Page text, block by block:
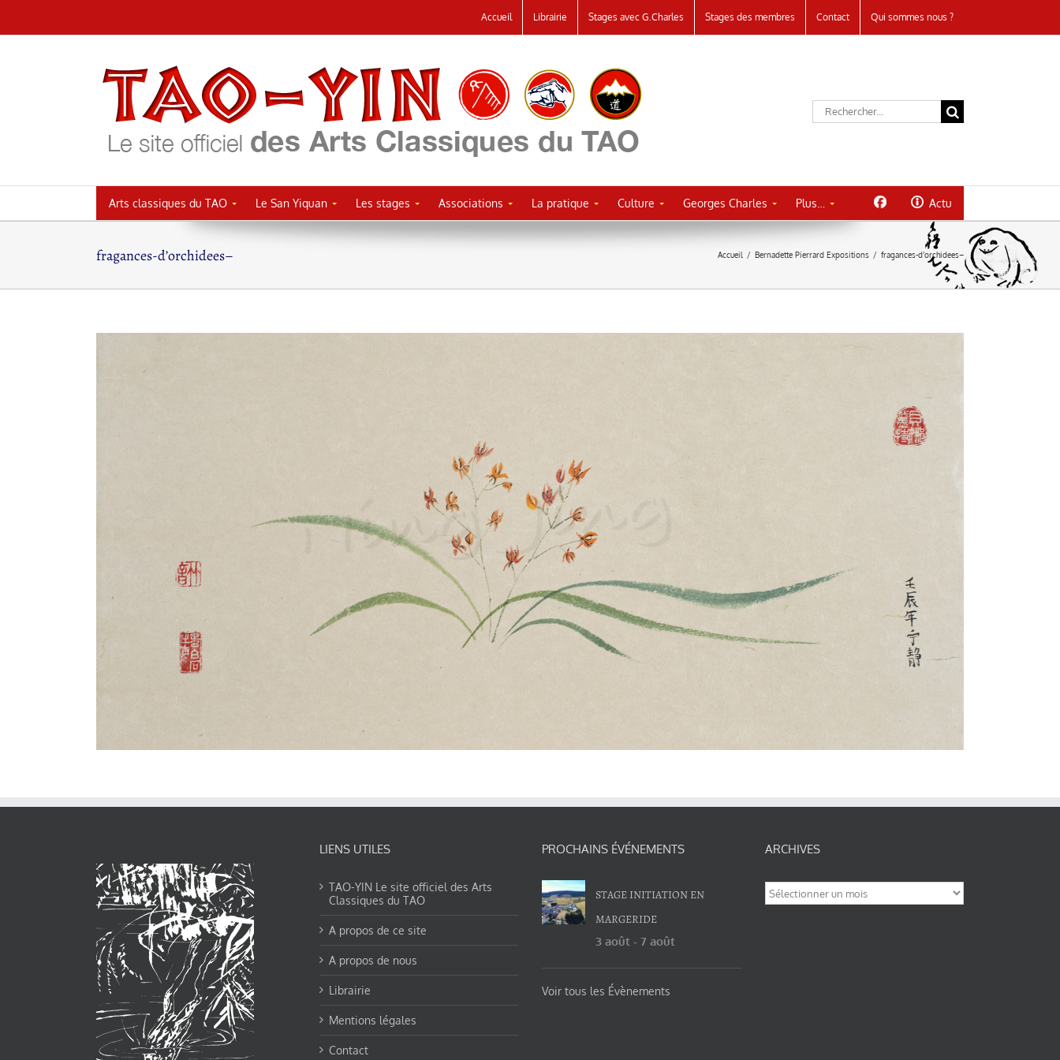
au
Accueil Librairie Stages avec G.Charles Stages des membres Contact Qui sommes nous ?
Rechercher:
Arts classiques du TAO Le San Yiquan Les stages Associations La pratique Culture Georges Charles Plus… Actu
fragances-d’orchidees– Accueil / Bernadette Pierrard Expositions / fragances-d’orchidees–
LIENS UTILES
TAO-YIN Le site officiel des Arts
Classiques du TAO
A propos de ce site
A propos de nous
Librairie
Mentions légales
Contact
PROCHAINS ÉVÉNEMENTS
STAGE INITIATION EN
MARGERIDE
3 août -7 août
Voir tous les Évènements
ARCHIVES
Archives